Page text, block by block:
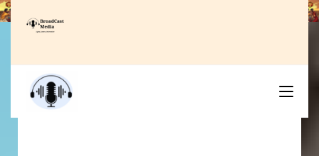
Skip
to